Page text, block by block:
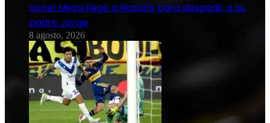
Lionel Messi llegó a Rosario para despedir a su
padre Jorge
8 agosto, 2026